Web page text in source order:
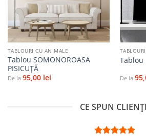
TABLOURI CU ANIMALE
Tablou SOMONOROASA
PISICUȚĂ
De la 95,00 lei
Tablou
De la
CE SPUN